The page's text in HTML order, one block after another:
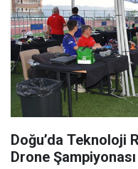
Doğu’da Teknoloji
Drone